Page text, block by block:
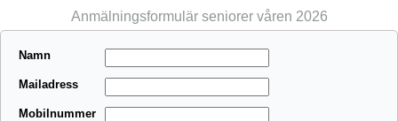
Anmälningsformulär seniorer våren 2026
Namn
Mailadress
Mobilnummer